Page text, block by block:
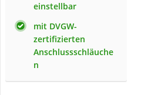
einstellbar
mit DVGW-
zertifizierten
Anschlussschläuche
n